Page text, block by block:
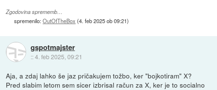
Zgodovina sprememb…
spremenilo:OutOfTheBox (4. feb 2025 ob 09:21)
gspotmajster
::4. feb 2025, 09:21
Aja, a zdaj lahko še jaz pričakujem tožbo, ker "bojkotiram" X?
Pred slabim letom sem sicer izbrisal račun za X, ker je to socialno